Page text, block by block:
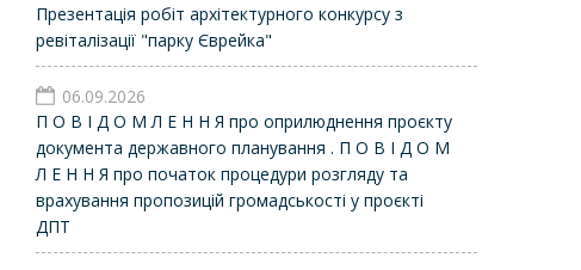
Презентація робіт архітектурного конкурсу з
ревіталізації "парку Єврейка"
06.09.2026
П О В І Д О М Л Е Н Н Я про оприлюднення проєкту
документа державного планування . П О В І Д О М
Л Е Н Н Я про початок процедури розгляду та
врахування пропозицій громадськості у проєкті
ДПТ